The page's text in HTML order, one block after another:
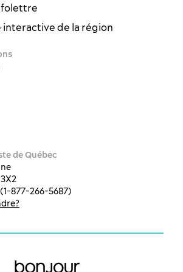
interactive de la région
de Québec
877-266-5687)